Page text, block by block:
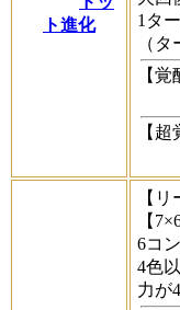
ト進化
1タ
（
【覚
【超
【
【
6コ
4色
力が